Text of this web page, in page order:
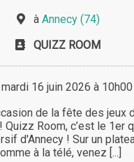
à Annecy (74)
QUIZZ ROOM
mardi 16 juin 2026 à 10h00
de la fête des jeux
Quizz Room, c’est le 1er
d'Annecy ! Sur un
à la télé, venez [...]